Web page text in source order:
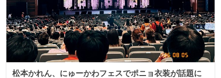
松本かれん、にゅーかわフェスでポニョ衣装が話題に